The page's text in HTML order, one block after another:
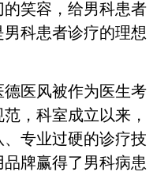
笑容，给男科患者
科患者诊疗的理想
医风被作为医生考
，科室成立以来，
专业过硬的诊疗技
牌赢得了男科病患